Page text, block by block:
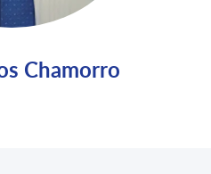
Chamorro